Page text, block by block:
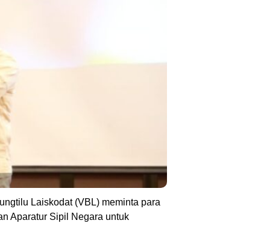
Laiskodat (VBL) meminta para
Aparatur Sipil Negara untuk